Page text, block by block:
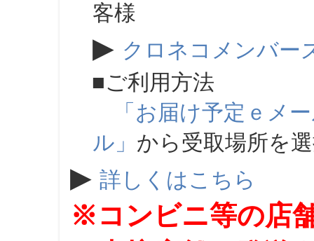
客様
▶ クロネコメンバー
■ご利用方法
「お届け予定ｅメ
ル」 から受取場所を
▶ 詳しくはこちら
※コンビニ等の店